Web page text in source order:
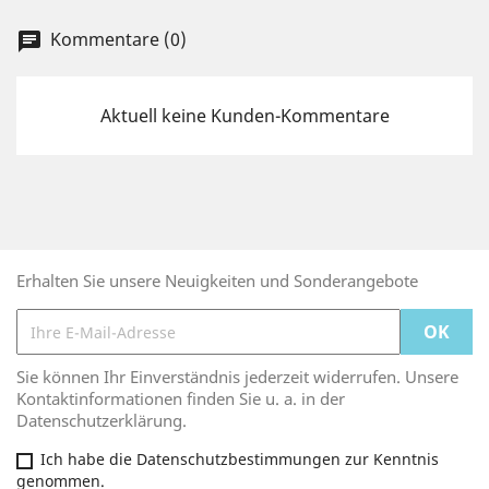
chat Kommentare (0)
Aktuell keine Kunden-Kommentare
Erhalten Sie unsere Neuigkeiten und Sonderangebote
Sie können Ihr Einverständnis jederzeit widerrufen. Unsere
Kontaktinformationen finden Sie u. a. in der
Datenschutzerklärung.
Ich habe die Datenschutzbestimmungen zur Kenntnis
genommen.